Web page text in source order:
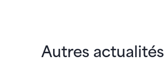
Autres actualités